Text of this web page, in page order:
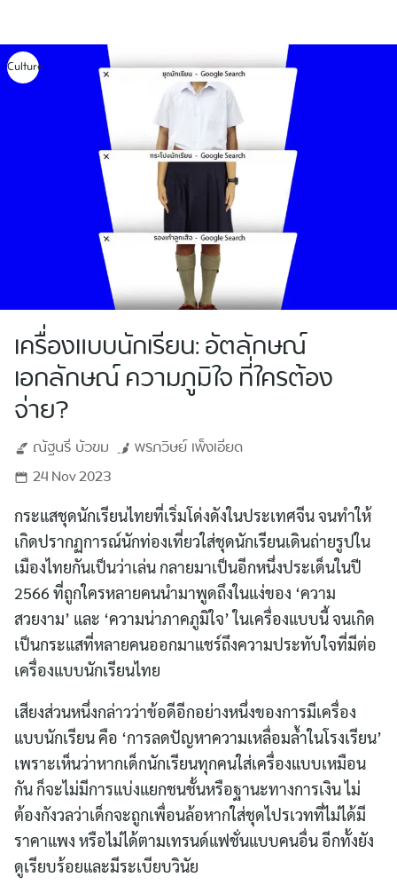
content
Culture
เครื่องแบบนักเรียน: อัตลักษณ์
เอกลักษณ์ ความภูมิใจ ที่ใครต้อง
จ่าย?
ณัฐนรีบัวขม พรภวิษย์เพ็งเอียด
24 Nov 2023
กระแสชุดนักเรียนไทยที่เริ่มโด่งดังในประเทศจีน จนทำให้
เกิดปรากฏการณ์นักท่องเที่ยวใส่ชุดนักเรียนเดินถ่ายรูปใน
เมืองไทยกันเป็นว่าเล่น กลายมาเป็นอีกหนึ่งประเด็นในปี
2566 ที่ถูกใครหลายคนนำมาพูดถึงในแง่ของ ‘ความ
สวยงาม’ และ ‘ความน่าภาคภูมิใจ’ ในเครื่องแบบนี้ จนเกิด
เป็นกระแสที่หลายคนออกมาแชร์ถึงความประทับใจที่มีต่อ
เครื่องแบบนักเรียนไทย
เสียงส่วนหนึ่งกล่าวว่าข้อดีอีกอย่างหนึ่งของการมีเครื่อง
แบบนักเรียน คือ ‘การลดปัญหาความเหลื่อมล้ำในโรงเรียน’
เพราะเห็นว่าหากเด็กนักเรียนทุกคนใส่เครื่องแบบเหมือน
กัน ก็จะไม่มีการแบ่งแยกชนชั้นหรือฐานะทางการเงิน ไม่
ต้องกังวลว่าเด็กจะถูกเพื่อนล้อหากใส่ชุดไปรเวทที่ไม่ได้มี
ราคาแพง หรือไม่ได้ตามเทรนด์แฟชั่นแบบคนอื่น อีกทั้งยัง
ดูเรียบร้อยและมีระเบียบวินัย